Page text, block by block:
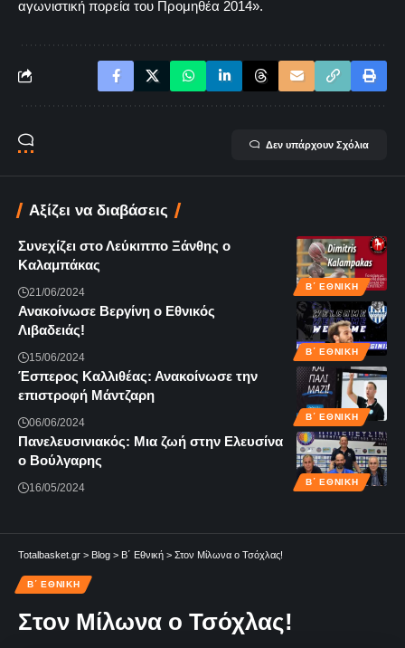
αγωνιστική πορεία του Προμηθέα 2014».
Δεν υπάρχουν Σχόλια
Αξίζει να διαβάσεις
Β΄ ΕΘΝΙΚΉ
Συνεχίζει στο Λεύκιππο Ξάνθης ο
Καλαμπάκας
21/06/2024
Β΄ ΕΘΝΙΚΉ
Ανακοίνωσε Βεργίνη ο Εθνικός
Λιβαδειάς!
15/06/2024
Β΄ ΕΘΝΙΚΉ
Έσπερος Καλλιθέας: Ανακοίνωσε την
επιστροφή Μάντζαρη
06/06/2024
Β΄ ΕΘΝΙΚΉ
Πανελευσινιακός: Μια ζωή στην Ελευσίνα
ο Βούλγαρης
16/05/2024
Totalbasket.gr > Blog > Β΄ Εθνική > Στον Μίλωνα ο Τσόχλας!
Β΄ ΕΘΝΙΚΉ
Στον Μίλωνα ο Τσόχλας!